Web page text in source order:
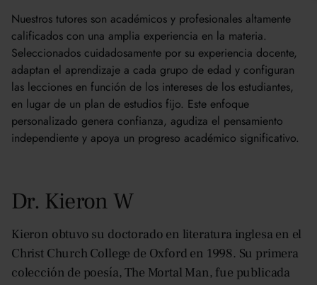
Katrina, EE.UU.
Nuestros tutores son académicos y profesionales altamente
calificados con una amplia experiencia en la materia.
Seleccionados cuidadosamente por su experiencia docente,
adaptan el aprendizaje a cada grupo de edad y configuran
las lecciones en función de los intereses de los estudiantes,
en lugar de un plan de estudios fijo. Este enfoque
personalizado genera confianza, agudiza el pensamiento
independiente y apoya un progreso académico significativo.
Dr. Kieron W
Kieron obtuvo su doctorado en literatura inglesa en el
Christ Church College de Oxford en 1998. Su primera
colección de poesía, The Mortal Man, fue publicada